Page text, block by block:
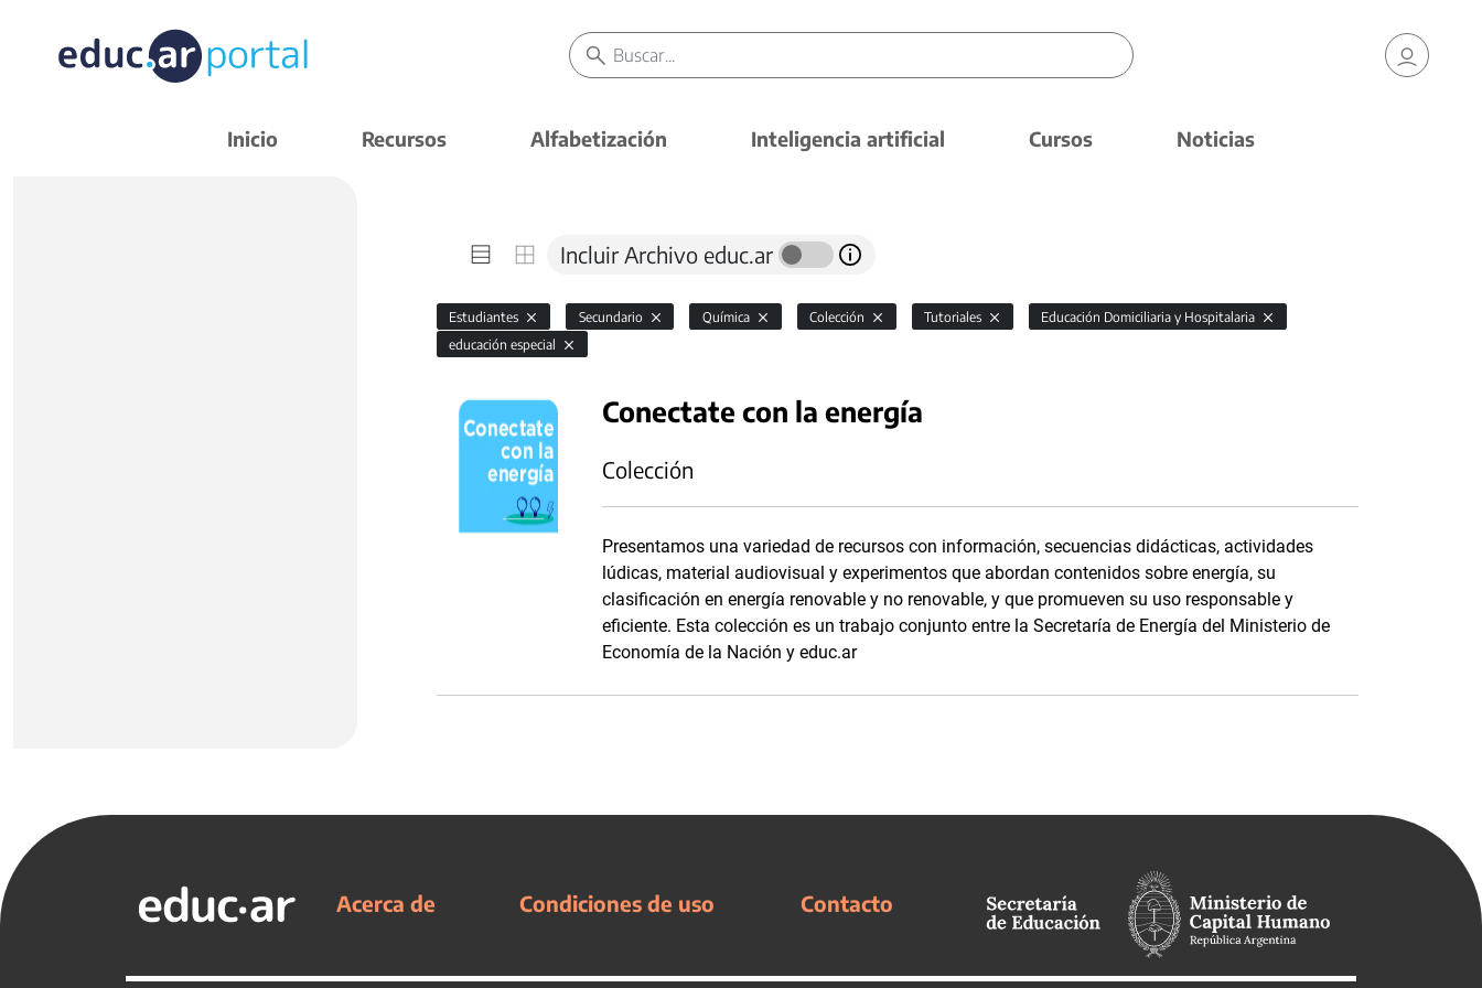
Inicio Recursos Alfabetización Inteligencia artificial Cursos Noticias
Incluir Archivo educ.ar
Estudiantes Secundario Química Colección Tutoriales
Educación Domiciliaria y Hospitalaria
educación especial
Conectate con la energía
Colección
Presentamos una variedad de recursos con información, secuencias didácticas, actividades
lúdicas, material audiovisual y experimentos que abordan contenidos sobre energía, su
clasificación en energía renovable y no renovable, y que promueven su uso responsable y
eficiente. Esta colección es un trabajo conjunto entre la Secretaría de Energía del Ministerio de
Economía de la Nación y educ.ar
Acerca de Condiciones de uso Contacto